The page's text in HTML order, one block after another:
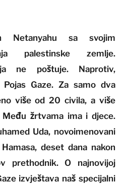
Netanyahu sa svojim
palestinske zemlje.
ne poštuje. Naprotiv,
Pojas Gaze. Za samo dva
više od 20 civila, a više
žrtvama ima i djece.
Uda, novoimenovani
deset dana nakon
prethodnik. O najnovijoj
izvještava naš specijalni